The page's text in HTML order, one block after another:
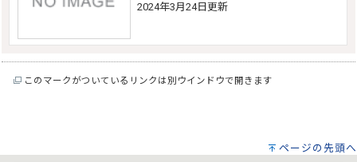
2024年3月24日更新
このマークがついているリンクは別ウインドウで開きます
ページの先頭へ